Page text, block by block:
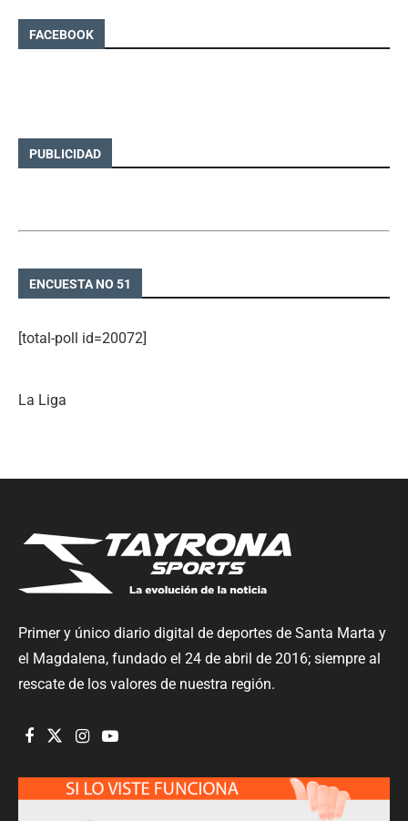
FACEBOOK
PUBLICIDAD
ENCUESTA NO 51
[total-poll id=20072]
La Liga
Primer y único diario digital de deportes de Santa Marta y
el Magdalena, fundado el 24 de abril de 2016; siempre al
rescate de los valores de nuestra región.